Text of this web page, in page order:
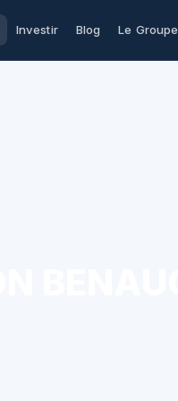
Investir Blog Le Groupe